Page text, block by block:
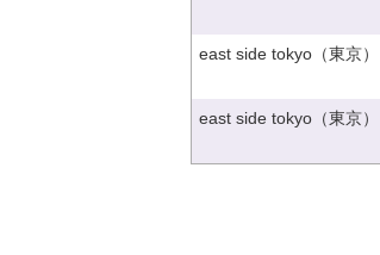
east side tokyo（東京）
east side tokyo（東京）